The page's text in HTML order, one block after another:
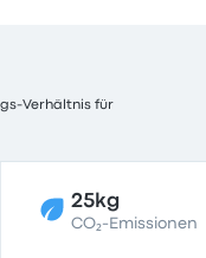
Verhältnis für
25kg
CO₂-Emissionen